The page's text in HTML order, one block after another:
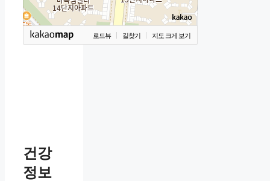
로드뷰 길찾기 지도 크게 보기
건강
정보